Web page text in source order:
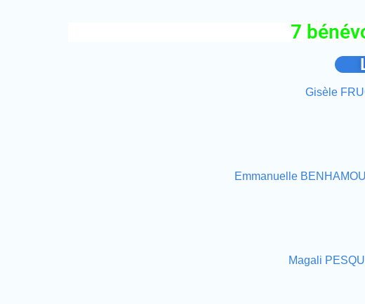
7
Gisèle
Emmanuelle
Magali